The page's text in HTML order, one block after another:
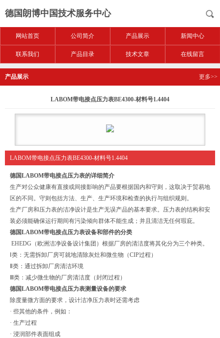
德国朗博中国技术服务中心
网站首页 公司简介 产品展示 新闻中心
联系我们 产品目录 技术文章 在线留言
产品展示 更多>>
LABOM带电接点压力表BE4300-材料号1.4404
LABOM带电接点压力表BE4300-材料号1.4404
德国LABOM带电接点压力表的详细简介
生产对公众健康有直接或间接影响的产品要根据国内和守则，这取决于贸易地
区的不同。守则包括方法、生产、生产环境和检查的执行与组织规则。
生产厂房和压力表的洁净设计是生产无误产品的基本要求。压力表的结构和安
装必须能确保运行期间有污染倾向群体不能生成；并且清洁无任何瑕庇。
德国LABOM带电接点压力表设备和部件的分类
EHEDG（欧洲洁净设备设计集团）根据厂房的清洁度将其化分为三个种类。
Ⅰ类：无需拆卸厂房可就地清除灰灶和微生物（CIP过程）
Ⅱ类：通过拆卸厂房清洁环境
Ⅲ类：减少微生物的厂房清洁度（封闭过程）
德国LABOM带电接点压力表测量设备的要求
除度量微方面的要求，设计洁净压力表时还需考虑
· 些其他的条件，例如：
· 生产过程
· 浸润部件表面组成